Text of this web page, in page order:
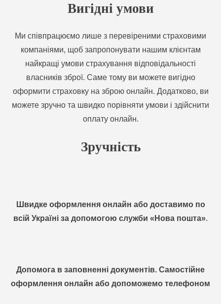
Вигідні умови
Ми співпрацюємо лише з перевіреними страховими
компаніями, щоб запропонувати нашим клієнтам
найкращі умови страхування відповідальності
власників зброї. Саме тому ви можете вигідно
оформити страховку на зброю онлайн. Додатково, ви
можете зручно та швидко порівняти умови і здійснити
оплату онлайн.
Зручність
Швидке оформлення онлайн або доставимо по
всій Україні за допомогою служби «Нова пошта».
Допомога в заповненні документів. Самостійне
оформлення онлайн або допоможемо телефоном